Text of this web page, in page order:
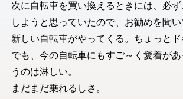
次に自転車を買い換えるときには、必
しようと思っていたので、お勧めを聞い
新しい自転車がやってくる。ちょっと
でも、今の自転車にもすご～く愛着が
うのは淋しい。
まだまだ乗れるしさ。